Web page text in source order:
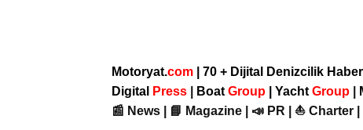
Motoryat.com | 70 + Dijital Denizcilik
Digital
Press Boat Group Yacht Group
📰 News | 📘 Magazine | 📣 PR | ⛵